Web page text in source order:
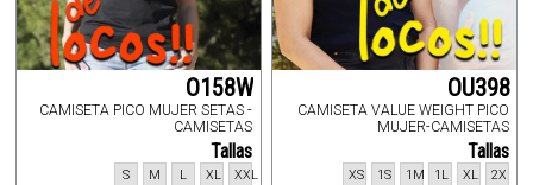
O158W
CAMISETA PICO MUJER SETAS -
CAMISETAS
Tallas
XXL
XL
L
M
S
OU398
CAMISETA VALUE WEIGHT PICO
MUJER-CAMISETAS
Tallas
2X
XL
1L
1M
1S
XS